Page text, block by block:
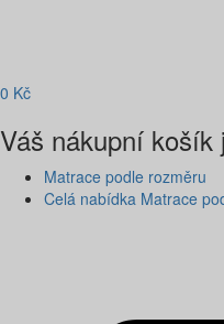
0 Kč
Váš nákupní košík
Matrace podle rozměru
Celá nabídka Matrace